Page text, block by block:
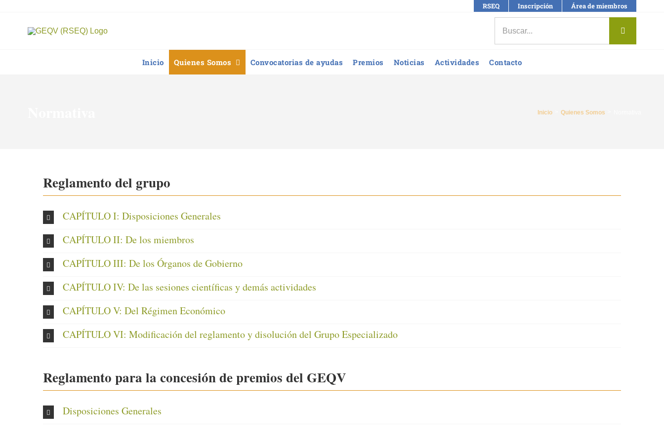
contenido
RSEQ Inscripción Área de miembros
Inicio Quienes Somos Convocatorias de ayudas Premios Noticias Actividades Contacto
Inicio Quienes Somos
Reglamento del grupo
CAPÍTULO I: Disposiciones Generales
CAPÍTULO II: De los miembros
CAPÍTULO III: De los Órganos de Gobierno
CAPÍTULO IV: De las sesiones científicas y demás actividades
CAPÍTULO V: Del Régimen Económico
CAPÍTULO VI: Modificación del reglamento y disolución del Grupo Especializado
Reglamento para la concesión de premios del GEQV
Disposiciones Generales